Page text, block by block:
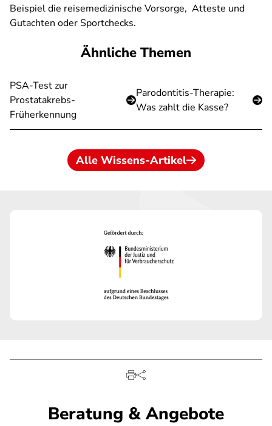
Beispiel die reisemedizinische Vorsorge, Atteste und
Gutachten oder Sportchecks.
Ähnliche Themen
PSA-Test zur
Prostatakrebs-
Früherkennung
Parodontitis-Therapie:
Was zahlt die Kasse?
Alle Wissens-Artikel
Beratung & Angebote